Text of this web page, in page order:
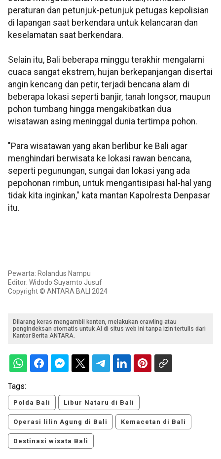
peraturan dan petunjuk-petunjuk petugas kepolisian
di lapangan saat berkendara untuk kelancaran dan
keselamatan saat berkendara.
Selain itu, Bali beberapa minggu terakhir mengalami
cuaca sangat ekstrem, hujan berkepanjangan disertai
angin kencang dan petir, terjadi bencana alam di
beberapa lokasi seperti banjir, tanah longsor, maupun
pohon tumbang hingga mengakibatkan dua
wisatawan asing meninggal dunia tertimpa pohon.
"Para wisatawan yang akan berlibur ke Bali agar
menghindari berwisata ke lokasi rawan bencana,
seperti pegunungan, sungai dan lokasi yang ada
pepohonan rimbun, untuk mengantisipasi hal-hal yang
tidak kita inginkan," kata mantan Kapolresta Denpasar
itu.
Pewarta: Rolandus Nampu
Editor: Widodo Suyamto Jusuf
Copyright © ANTARA BALI 2024
Dilarang keras mengambil konten, melakukan crawling atau
pengindeksan otomatis untuk AI di situs web ini tanpa izin tertulis dari
Kantor Berita ANTARA.
Tags:
Polda Bali Libur Nataru di Bali
Operasi lilin Agung di Bali Kemacetan di Bali
Destinasi wisata Bali